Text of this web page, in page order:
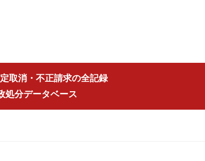
取消・不正請求の全記録
処分データベース